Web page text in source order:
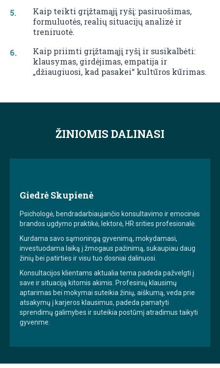
Kaip teikti grįžtamąjį ryšį: pasiruošimas,
formuluotės, realių situacijų analizė ir
treniruotė.
Kaip priimti grįžtamąjį ryšį ir susikalbėti:
klausymas, girdėjimas, empatija ir
„džiaugiuosi, kad pasakei“ kultūros kūrimas.
ŽINIOMIS DALINASI
Giedrė Skupienė
Psichologė, bendradarbiaujančio konsultavimo ir emocinės
brandos ugdymo praktikė, lektorė, HR srities profesionalė.
Kurdama savo sąmoningą gyvenimą, mokydamasi,
investuodama laiką į žmogaus pažinimą, sukaupiau daug
žinių bei patirties ir visu tuo dosniai dalinuosi.
Konsultacijos klientams aktualia tema padeda pažvelgti į
save ir situaciją kitomis akimis. Profesinių klausimų
aptarimas bei mokymai suteikia žinių, aiškumą, veda prie
atsakymų į karjeros klausimus, padeda pamatyti
sprendimų galimybes ir suteikia postūmį atradimus taikyti
gyvenme.